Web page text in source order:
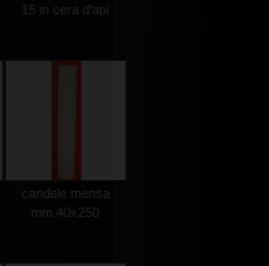
15 in cera d'api
candele mensa
mm.40x250